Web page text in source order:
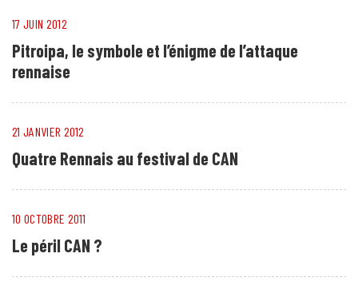
17 JUIN 2012
Pitroipa, le symbole et l’énigme de l’attaque
rennaise
21 JANVIER 2012
Quatre Rennais au festival de CAN
10 OCTOBRE 2011
Le péril CAN ?